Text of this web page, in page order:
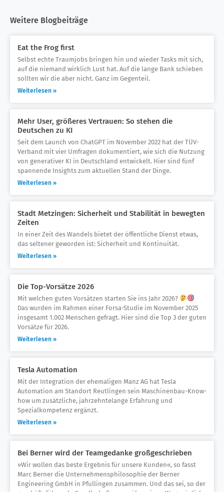
Weitere Blogbeiträge
Eat the Frog first
Selbst echte Traumjobs bringen hin und wieder Tasks mit sich,
auf die niemand wirklich Lust hat. Auf die lange Bank schieben
sollten wir die aber nicht. Ganz im Gegenteil.
Weiterlesen »
Mehr User, größeres Vertrauen: So stehen die
Deutschen zu KI
Seit dem Launch von ChatGPT im November 2022 hat der TÜV-
Verband mit vier Umfragen dokumentiert, wie sich die Nutzung
von generativer KI in Deutschland entwickelt. Hier sind fünf
spannende Insights zum aktuellen Stand der Dinge.
Weiterlesen »
Stadt Metzingen: Sicherheit und Stabilität in bewegten
Zeiten
In einer Zeit des Wandels bietet der öffentliche Dienst etwas,
das seltener geworden ist: Sicherheit und Kontinuität.
Weiterlesen »
Die Top-Vorsätze 2026
Mit welchen guten Vorsätzen starten Sie ins Jahr 2026?
Das wurden im Rahmen einer Forsa-Studie im November 2025
insgesamt 1.002 Menschen gefragt. Hier sind die Top 3 der guten
Vorsätze für 2026.
Weiterlesen »
Tesla Automation
Mit der Integration der ehemaligen Manz AG hat Tesla
Automation am Standort Reutlingen sein Maschinenbau-Know-
how um zusätzliche, jahrzehntelange Erfahrung und
Spezialkompetenz ergänzt.
Weiterlesen »
Bei Berner wird der Teamgedanke großgeschrieben
»Wir wollen das beste Ergebnis für unsere Kunden«, so fasst
Marc Berner die Unternehmensphilosophie der Berner
Engineering GmbH in Pfullingen zusammen. Und das sei, so der